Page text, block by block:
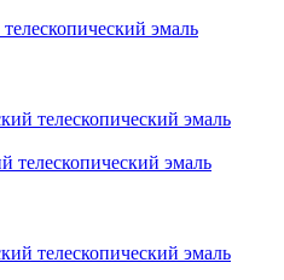
эмаль
телескопический эмаль